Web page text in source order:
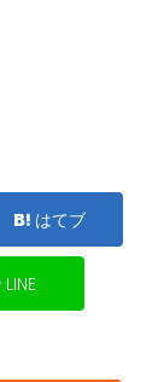
はてブ
LINE